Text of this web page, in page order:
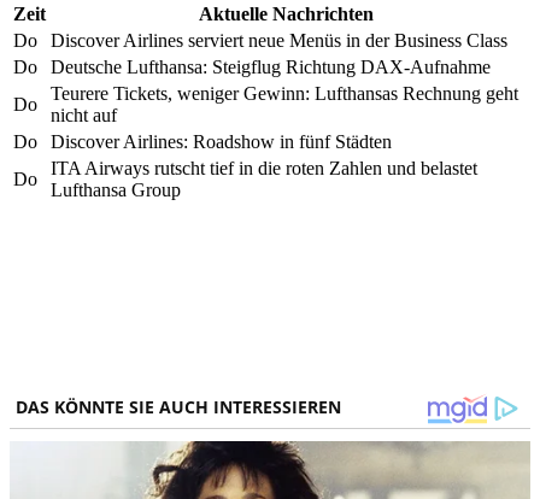
Zeit
Aktuelle Nachrichten
Do
Discover Airlines serviert neue Menüs in der Business Class
Do
Deutsche Lufthansa: Steigflug Richtung DAX-Aufnahme
Do
Teurere Tickets, weniger Gewinn: Lufthansas Rechnung geht
nicht auf
Do
Discover Airlines: Roadshow in fünf Städten
Do
ITA Airways rutscht tief in die roten Zahlen und belastet
Lufthansa Group